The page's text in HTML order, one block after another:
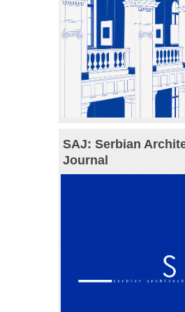
SAJ: Serbian
Journal